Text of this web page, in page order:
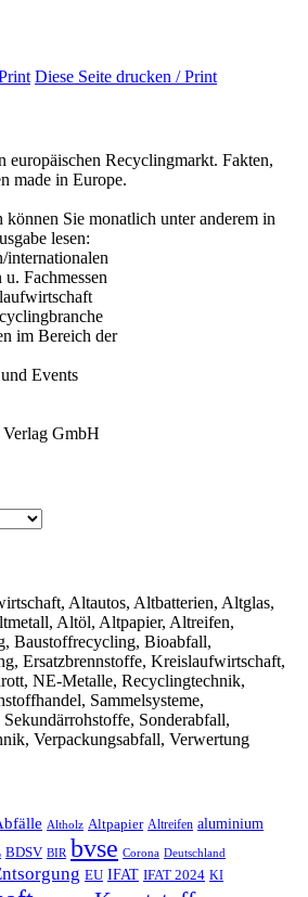
Diese Seite drucken / Print
europäischen Recyclingmarkt. Fakten,
made in Europe.
Sie monatlich unter anderem in
lesen:
internationalen
Fachmessen
im Bereich der
Events
GmbH
Altautos, Altbatterien, Altglas,
Altöl, Altpapier, Altreifen,
Baustoffrecycling, Bioabfall,
Ersatzbrennstoffe, Kreislaufwirtschaft,
NE-Metalle, Recyclingtechnik,
Sammelsysteme,
Sonderabfall,
Verpackungsabfall, Verwertung
Altholz Altpapier Altreifen aluminium
BDSV BIR bvse Corona Deutschland
EU IFAT IFAT 2024 KI